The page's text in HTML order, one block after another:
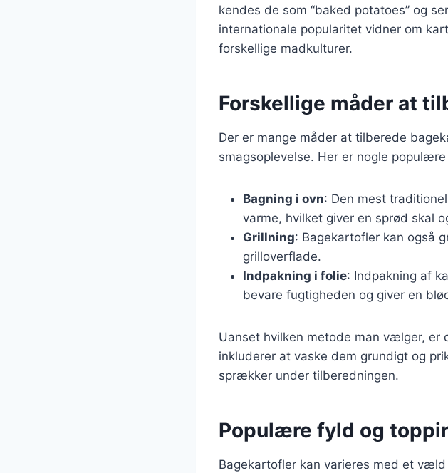
kendes de som “baked potatoes” og
internationale popularitet vidner om
forskellige madkulturer.
Forskellige måder at
Der er mange måder at tilberede
smagsoplevelse. Her er nogle
Bagning i ovn: Den mest
varme, hvilket giver en sprød skal
Grillning: Bagekartofler kan også
grilloverflade.
Indpakning i folie: Indpakning af
bevare fugtigheden og giver en
Uanset hvilken metode man vælger,
inkluderer at vaske dem grundigt og
sprækker under tilberedningen.
Populære fyld og
Bagekartofler kan varieres med et